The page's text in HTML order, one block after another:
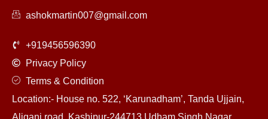
a
m
b
o
k
-
t
u
e
s
ashokmartin007@gmail.com
+919456596390
Privacy Policy
Terms & Condition
Location:- House no. 522, ‘Karunadham’, Tanda Ujjain,
Aliganj road, Kashipur-244713 Udham Singh Nagar,